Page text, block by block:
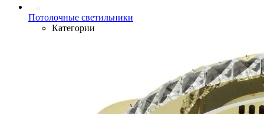
Потолочные светильники
Категории